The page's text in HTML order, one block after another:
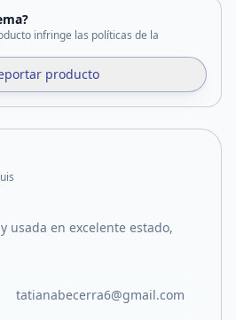
infringe las políticas de la
producto
usada en excelente estado,
tatianabecerra6@gmail.com